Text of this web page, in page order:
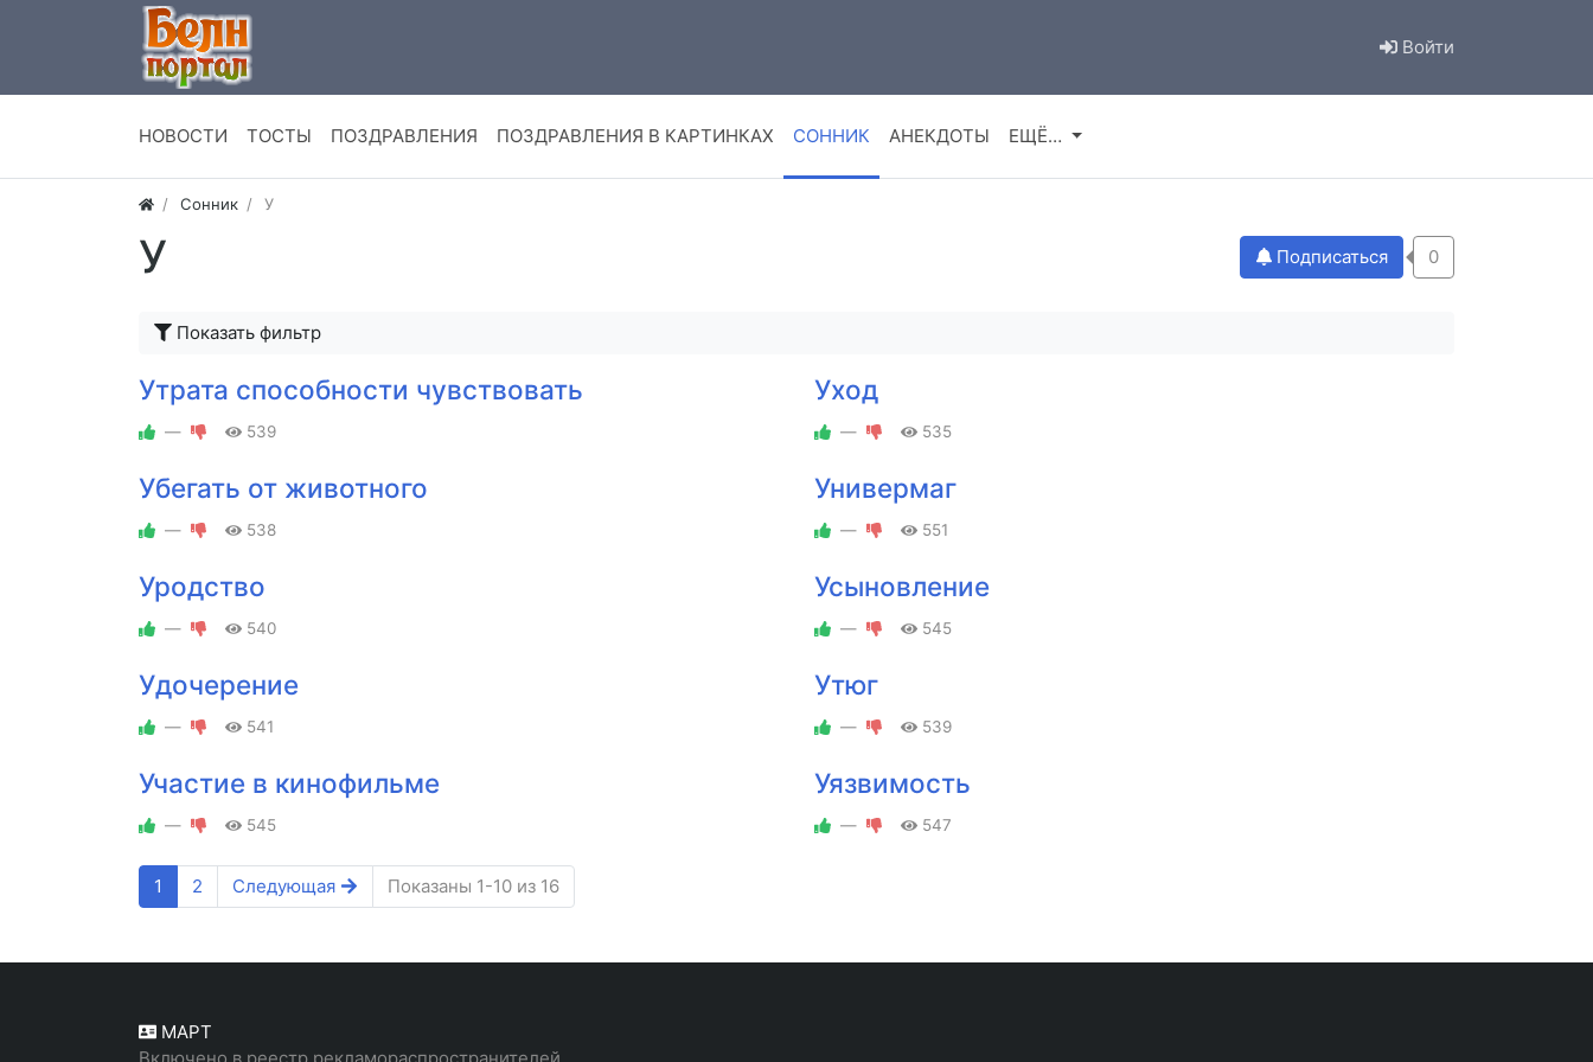
Войти
НОВОСТИ ТОСТЫ ПОЗДРАВЛЕНИЯ ПОЗДРАВЛЕНИЯ В КАРТИНКАХ СОННИК АНЕКДОТЫ ЕЩЁ…
Сонник У
У Подписаться 0
Показать фильтр
Утрата способности чувствовать
— 539
Уход
— 535
Убегать от животного
— 538
Универмаг
— 551
Уродство
— 540
Усыновление
— 545
Удочерение
— 541
Утюг
— 539
Участие в кинофильме
— 545
Уязвимость
— 547
1 2 Следующая Показаны 1-10 из 16
МАРТ